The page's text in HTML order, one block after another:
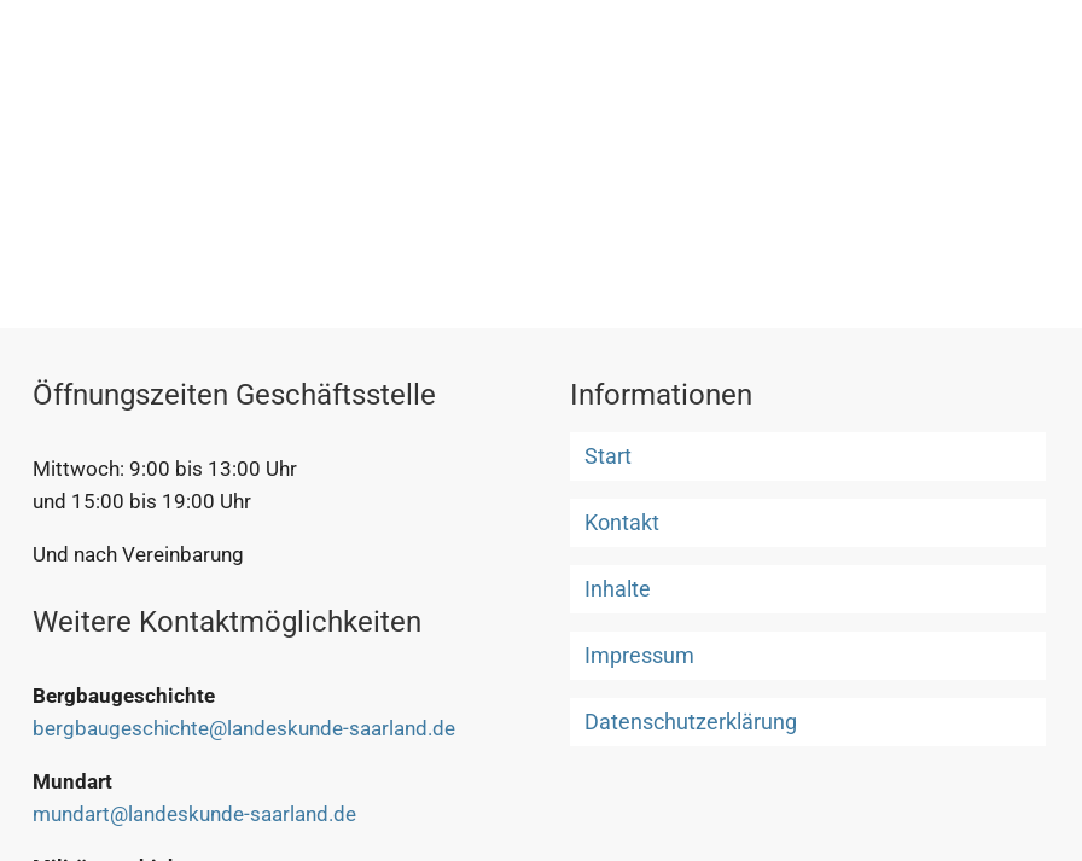
Öffnungszeiten Geschäftsstelle
Mittwoch: 9:00 bis 13:00 Uhr
und 15:00 bis 19:00 Uhr
Und nach Vereinbarung
Weitere Kontaktmöglichkeiten
Bergbaugeschichte
bergbaugeschichte@landeskunde-saarland.de
Mundart
mundart@landeskunde-saarland.de
Informationen
Start
Kontakt
Inhalte
Impressum
Datenschutzerklärung